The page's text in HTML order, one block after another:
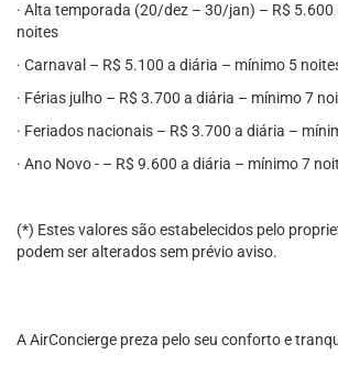
· Alta temporada (20/dez – 30/jan) – R$
noites
· Carnaval – R$ 5.100 a diária – mínimo 5
· Férias julho – R$ 3.700 a diária – mínimo 7
· Feriados nacionais – R$ 3.700 a diária –
· Ano Novo - – R$ 9.600 a diária – mínimo 7
(*) Estes valores são estabelecidos pelo
podem ser alterados sem prévio aviso.
A AirConcierge preza pelo seu conforto e